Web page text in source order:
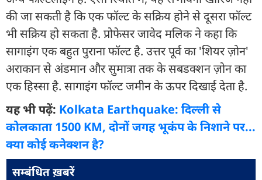
की जा सकती है कि एक फॉल्ट के सक्रिय होने से दूसरा फॉल्ट
भी सक्रिय हो सकता है. प्रोफेसर जावेद मलिक ने कहा कि
सागाइंग एक बहुत पुराना फॉल्ट है. उत्तर पूर्व का 'शियर ज़ोन'
अराकान से अंडमान और सुमात्रा तक के सबडक्शन ज़ोन का
एक हिस्सा है. सागाइंग फॉल्ट जमीन के ऊपर दिखाई देता है.
यह भी पढ़ें: Kolkata Earthquake: दिल्ली से
कोलकाता 1500 KM, दोनों जगह भूकंप के निशाने पर...
क्या कोई कनेक्शन है?
सम्बंधित ख़बरें